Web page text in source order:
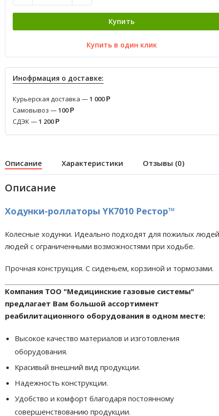
Купить
Купить в один клик
Инофрмация о доставке:
Курьерская доставка —1 000 Р
Самовывоз —100 Р
СДЭК —1 200 Р
Описание Характеристики Отзывы (0)
Описание
Ходунки-роллаторы YK7010 Рестор™
Колесные ходунки. Идеально подходят для пожилых
людей с ограниченными возможностями при ходьбе.
Прочная конструкция. С сиденьем, корзиной и тормозами.
Компания ТОО "Медицинские газовые системы"
предлагает Вам большой ассортимент
реабилитационного оборудования в одном месте:
Высокое качество материалов и изготовления
оборудования.
Красивый внешний вид продукции.
Надежность конструкции.
Удобство и комфорт благодаря постоянному
совершенствованию продукции.